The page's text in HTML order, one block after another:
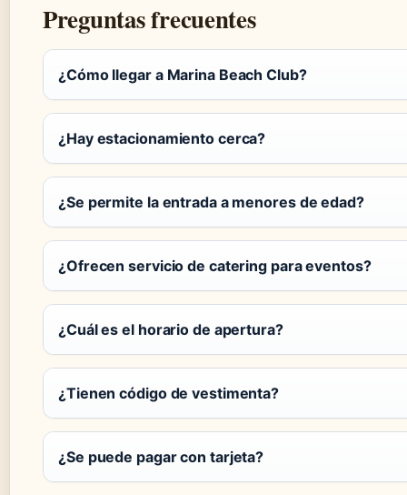
Preguntas frecuentes
¿Cómo llegar a Marina Beach Club?
¿Hay estacionamiento cerca?
¿Se permite la entrada a menores de edad?
¿Ofrecen servicio de catering para eventos?
¿Cuál es el horario de apertura?
¿Tienen código de vestimenta?
¿Se puede pagar con tarjeta?